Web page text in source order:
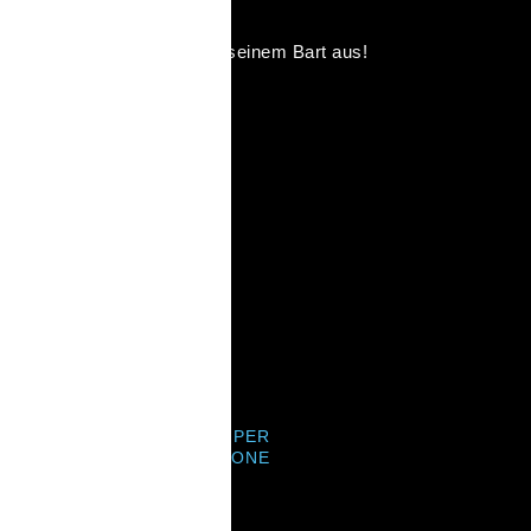
Mannes drückt sich in seinem Bart aus!
KONTAKT PER
SMARTPHONE